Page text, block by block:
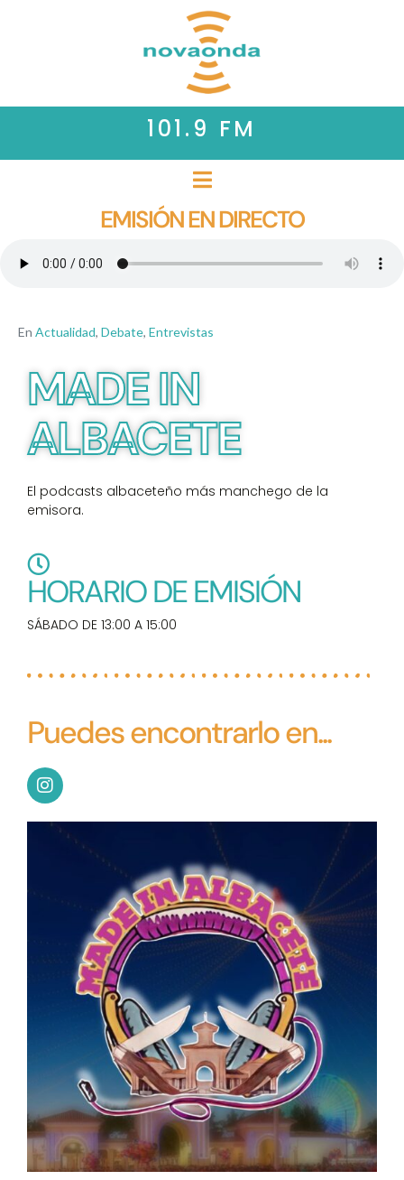
101.9 FM
EMISIÓN EN DIRECTO
En Actualidad, Debate, Entrevistas
MADE IN
ALBACETE
El podcasts albaceteño más manchego de la
emisora.
HORARIO DE EMISIÓN
SÁBADO DE 13:00 A 15:00
Puedes encontrarlo en...